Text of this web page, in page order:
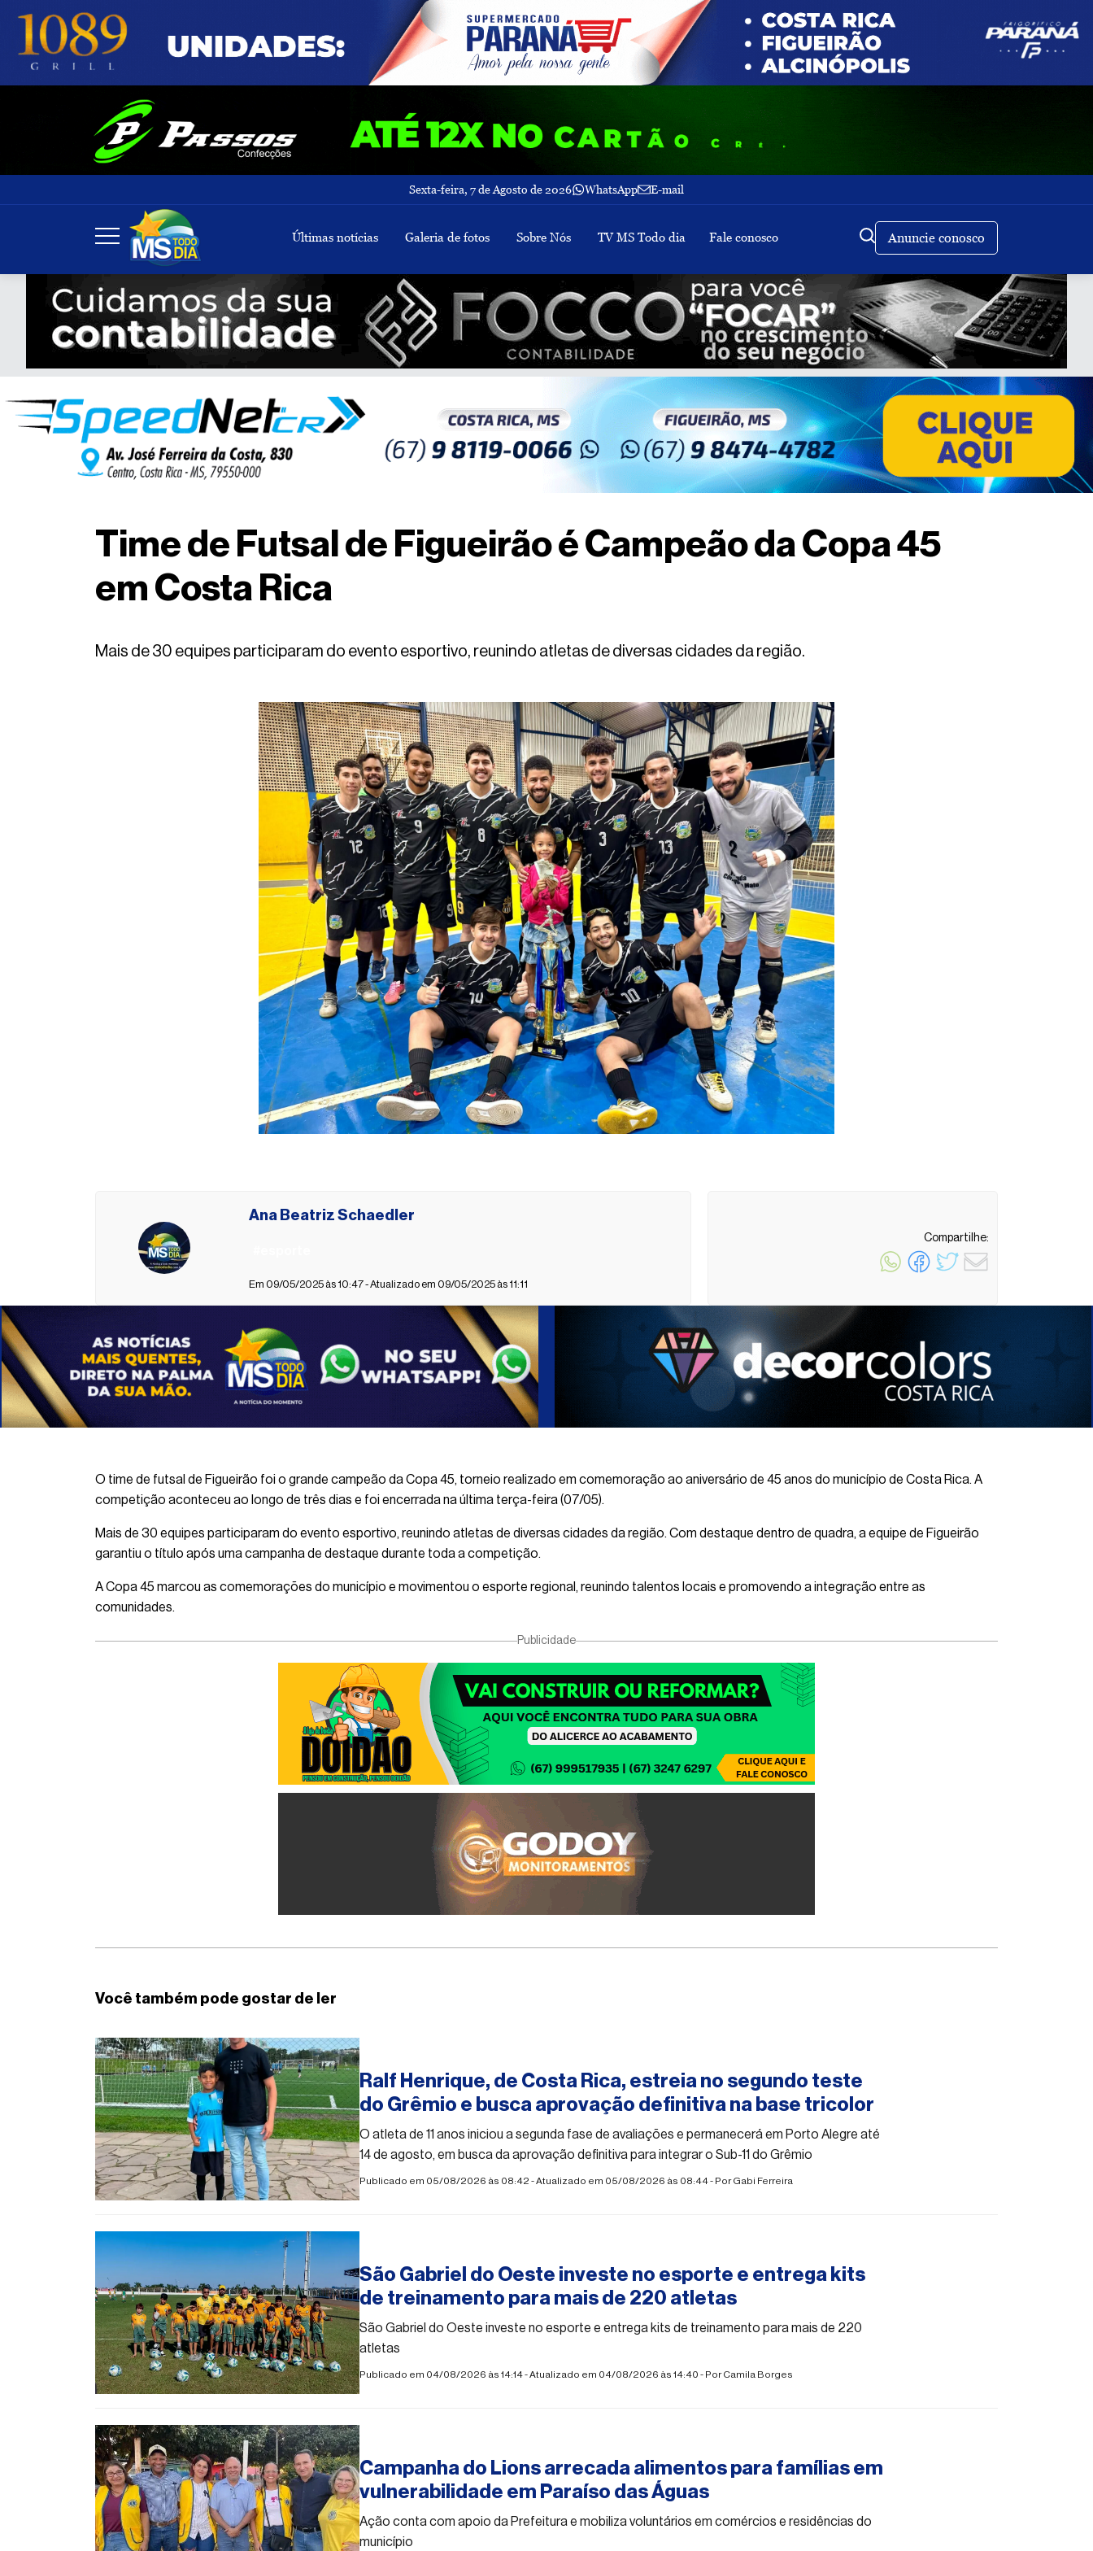
Sexta-feira, 7 de Agosto de 2026 WhatsApp E-mail
Últimas notícias Galeria de fotos Sobre Nós TV MS Todo dia Fale conosco Anuncie conosco
Buscar
Time de Futsal de Figueirão é Campeão da Copa 45
em Costa Rica
Mais de 30 equipes participaram do evento esportivo, reunindo atletas de diversas cidades da região.
Ana Beatriz Schaedler
Em 09/05/2025 às 10:47 - Atualizado em 09/05/2025 às 11:11
Compartilhe:
O time de futsal de Figueirão foi o grande campeão da Copa 45, torneio realizado em comemoração ao aniversário de 45 anos do município de Costa Rica. A
competição aconteceu ao longo de três dias e foi encerrada na última terça-feira (07/05).
Mais de 30 equipes participaram do evento esportivo, reunindo atletas de diversas cidades da região. Com destaque dentro de quadra, a equipe de Figueirão
garantiu o título após uma campanha de destaque durante toda a competição.
A Copa 45 marcou as comemorações do município e movimentou o esporte regional, reunindo talentos locais e promovendo a integração entre as
comunidades.
Publicidade
Você também pode gostar de ler
Ralf Henrique, de Costa Rica, estreia no segundo teste
do Grêmio e busca aprovação definitiva na base tricolor
O atleta de 11 anos iniciou a segunda fase de avaliações e permanecerá em Porto Alegre até
14 de agosto, em busca da aprovação definitiva para integrar o Sub-11 do Grêmio
Publicado em 05/08/2026 às 08:42 - Atualizado em 05/08/2026 às 08:44 - PorGabi Ferreira
São Gabriel do Oeste investe no esporte e entrega kits
de treinamento para mais de 220 atletas
São Gabriel do Oeste investe no esporte e entrega kits de treinamento para mais de 220
atletas
Publicado em 04/08/2026 às 14:14 - Atualizado em 04/08/2026 às 14:40 - PorCamila Borges
Campanha do Lions arrecada alimentos para famílias em
vulnerabilidade em Paraíso das Águas
Ação conta com apoio da Prefeitura e mobiliza voluntários em comércios e residências do
município